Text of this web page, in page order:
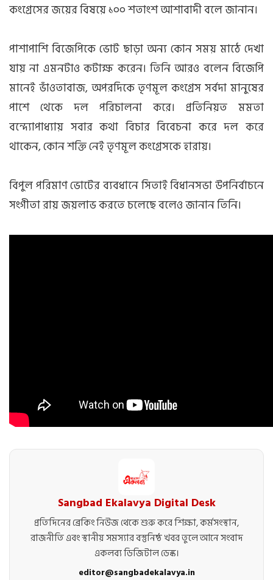
কংগ্রেসের জয়ের বিষয়ে ১০০ শতাংশ আশাবাদী বলে জানান।
পাশাপাশি বিজেপিকে ভোট ছাড়া অন্য কোন সময় মাঠে দেখা
যায় না এমনটাও কটাক্ষ করেন। তিনি আরও বলেন বিজেপি
মানেই ভাঁওতাবাজ, অপরদিকে তৃণমূল কংগ্রেস সর্বদা মানুষের
পাশে থেকে দল পরিচালনা করে। প্রতিনিয়ত মমতা
বন্দ্যোপাধ্যায় সবার কথা বিচার বিবেচনা করে দল করে
থাকেন, কোন শক্তি নেই তৃণমূল কংগ্রেসকে হারায়।
বিপুল পরিমাণ ভোটের ব্যবধানে সিতাই বিধানসভা উপনির্বাচনে
সংগীতা রায় জয়লাভ করতে চলেছে বলেও জানান তিনি।
Sangbad Ekalavya Digital Desk
প্রতিদিনের ব্রেকিং নিউজ থেকে শুরু করে শিক্ষা, কর্মসংস্থান,
রাজনীতি এবং স্থানীয় সমস্যার বস্তুনিষ্ঠ খবর তুলে আনে সংবাদ
একলব্য ডিজিটাল ডেস্ক।
editor@sangbadekalavya.in